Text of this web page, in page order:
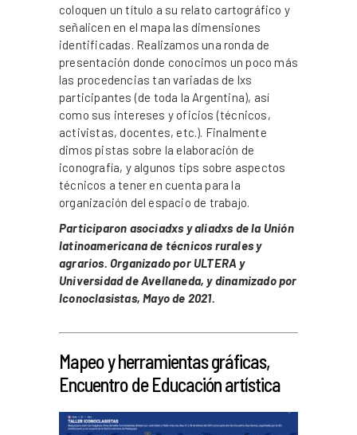
coloquen un título a su relato cartográfico y
señalicen en el mapa las dimensiones
identificadas. Realizamos una ronda de
presentación donde conocimos un poco más
las procedencias tan variadas de lxs
participantes (de toda la Argentina), así
como sus intereses y oficios (técnicos,
activistas, docentes, etc.). Finalmente
dimos pistas sobre la elaboración de
iconografía, y algunos tips sobre aspectos
técnicos a tener en cuenta para la
organización del espacio de trabajo.
Participaron asociadxs y aliadxs de la Unión
latinoamericana de técnicos rurales y
agrarios. Organizado por ULTERA y
Universidad de Avellaneda, y dinamizado por
Iconoclasistas, Mayo de 2021.
Mapeo y herramientas gráficas,
Encuentro de Educación artística